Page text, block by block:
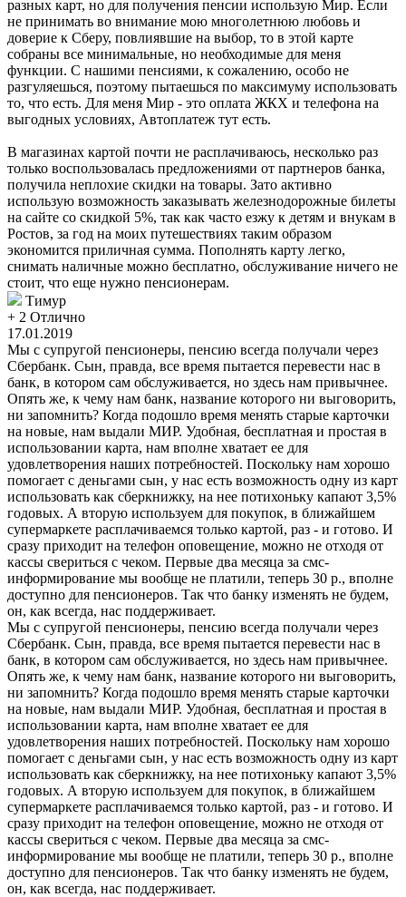
разных карт, но для получения пенсии использую Мир. Если
не принимать во внимание мою многолетнюю любовь и
доверие к Сберу, повлиявшие на выбор, то в этой карте
собраны все минимальные, но необходимые для меня
функции. С нашими пенсиями, к сожалению, особо не
разгуляешься, поэтому пытаешься по максимуму использовать
то, что есть. Для меня Мир - это оплата ЖКХ и телефона на
выгодных условиях, Автоплатеж тут есть.
В магазинах картой почти не расплачиваюсь, несколько раз
только воспользовалась предложениями от партнеров банка,
получила неплохие скидки на товары. Зато активно
использую возможность заказывать железнодорожные билеты
на сайте со скидкой 5%, так как часто езжу к детям и внукам в
Ростов, за год на моих путешествиях таким образом
экономится приличная сумма. Пополнять карту легко,
снимать наличные можно бесплатно, обслуживание ничего не
стоит, что еще нужно пенсионерам.
Тимур
+ 2 Отлично
17.01.2019
Мы с супругой пенсионеры, пенсию всегда получали через
Сбербанк. Сын, правда, все время пытается перевести нас в
банк, в котором сам обслуживается, но здесь нам привычнее.
Опять же, к чему нам банк, название которого ни выговорить,
ни запомнить? Когда подошло время менять старые карточки
на новые, нам выдали МИР. Удобная, бесплатная и простая в
использовании карта, нам вполне хватает ее для
удовлетворения наших потребностей. Поскольку нам хорошо
помогает с деньгами сын, у нас есть возможность одну из карт
использовать как сберкнижку, на нее потихоньку капают 3,5%
годовых. А вторую используем для покупок, в ближайшем
супермаркете расплачиваемся только картой, раз - и готово. И
сразу приходит на телефон оповещение, можно не отходя от
кассы свериться с чеком. Первые два месяца за смс-
информирование мы вообще не платили, теперь 30 р., вполне
доступно для пенсионеров. Так что банку изменять не будем,
он, как всегда, нас поддерживает.
Мы с супругой пенсионеры, пенсию всегда получали через
Сбербанк. Сын, правда, все время пытается перевести нас в
банк, в котором сам обслуживается, но здесь нам привычнее.
Опять же, к чему нам банк, название которого ни выговорить,
ни запомнить? Когда подошло время менять старые карточки
на новые, нам выдали МИР. Удобная, бесплатная и простая в
использовании карта, нам вполне хватает ее для
удовлетворения наших потребностей. Поскольку нам хорошо
помогает с деньгами сын, у нас есть возможность одну из карт
использовать как сберкнижку, на нее потихоньку капают 3,5%
годовых. А вторую используем для покупок, в ближайшем
супермаркете расплачиваемся только картой, раз - и готово. И
сразу приходит на телефон оповещение, можно не отходя от
кассы свериться с чеком. Первые два месяца за смс-
информирование мы вообще не платили, теперь 30 р., вполне
доступно для пенсионеров. Так что банку изменять не будем,
он, как всегда, нас поддерживает.